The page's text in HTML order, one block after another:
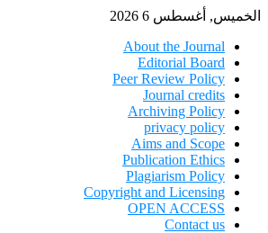
الخميس, أغسطس 6 2026
About the Journal
Editorial Board
Peer Review Policy
Journal credits
Archiving Policy
privacy policy
Aims and Scope
Publication Ethics
Plagiarism Policy
Copyright and Licensing
OPEN ACCESS
Contact us